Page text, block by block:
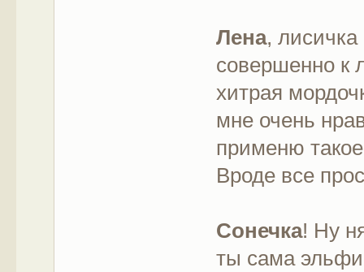
Лена, лисичка
совершенно к
хитрая
мне очень
применю
Вроде все
Сонечка! Ну
ты сама